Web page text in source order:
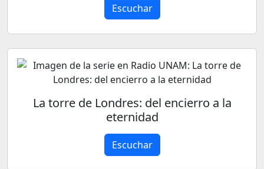
Escuchar
La torre de Londres: del encierro a la
eternidad
Escuchar